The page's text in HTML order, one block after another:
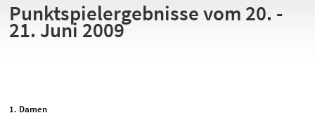
Punktspielergebnisse vom 20. -
21. Juni 2009
1. Damen